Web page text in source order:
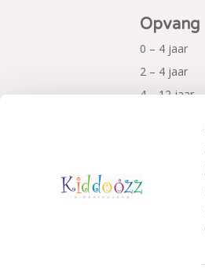
Opvang
0 – 4 jaar
2 – 4 jaar
4 – 12 jaar